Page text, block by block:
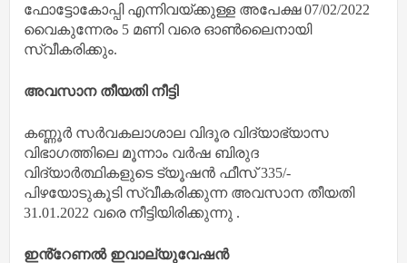
ഫോട്ടോകോപ്പി എന്നിവയ്ക്കുള്ള അപേക്ഷ 07/02/2022
വൈകുന്നേരം 5 മണി വരെ ഓൺലൈനായി
സ്വീകരിക്കും.
അവസാന തീയതി നീട്ടി
കണ്ണൂർ സർവകലാശാല വിദൂര വിദ്യാഭ്യാസ
വിഭാഗത്തിലെ മൂന്നാം വർഷ ബിരുദ
വിദ്യാർത്ഥികളുടെ ട്യൂഷൻ ഫീസ് 335/-
പിഴയോടുകൂടി സ്വീകരിക്കുന്ന അവസാന തീയതി
31.01.2022 വരെ നീട്ടിയിരിക്കുന്നു .
ഇൻ്റേണൽ ഇവാല്യുവേഷൻ